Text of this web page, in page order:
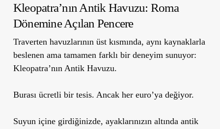
Kleopatra’nın Antik Havuzu: Roma
Dönemine Açılan Pencere
Traverten havuzlarının üst kısmında, aynı kaynaklarla
beslenen ama tamamen farklı bir deneyim sunuyor:
Kleopatra’nın Antik Havuzu.
Burası ücretli bir tesis. Ancak her euro’ya değiyor.
Suyun içine girdiğinizde, ayaklarınızın altında antik